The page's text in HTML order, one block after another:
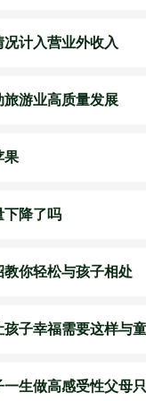
计入营业外收入
游业高质量发展
果
下降了吗
你轻松与孩子相处
子幸福需要这样与
生做高感受性父母